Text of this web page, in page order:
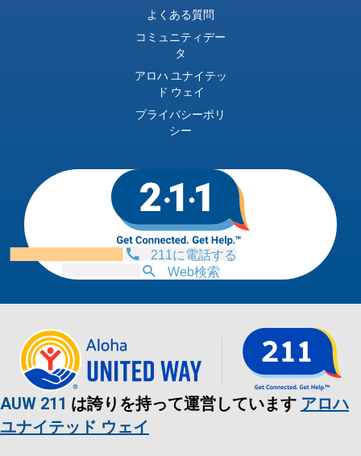
よくある質問
コミュニティデー
タ
アロハ ユナイテッ
ド ウェイ
プライバシーポリ
シー
211に電話する
Web検索
AUW 211 は誇りを持って運営しています アロハ
ユナイテッド ウェイ